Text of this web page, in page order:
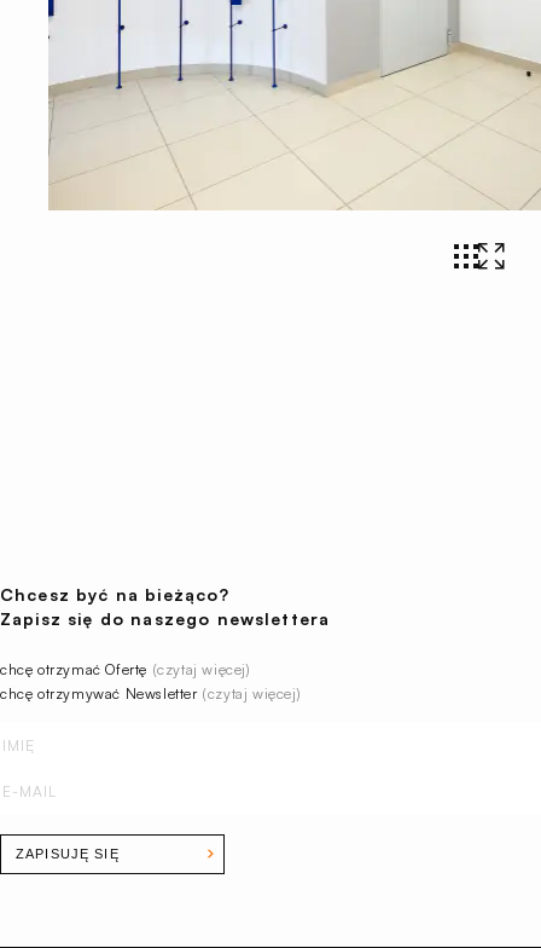
Chcesz być na bieżąco?
Zapisz się do naszego newslettera
chcę otrzymać Ofertę (czytaj więcej)
chcę otrzymywać Newsletter (czytaj więcej)
ZAPISUJĘ SIĘ